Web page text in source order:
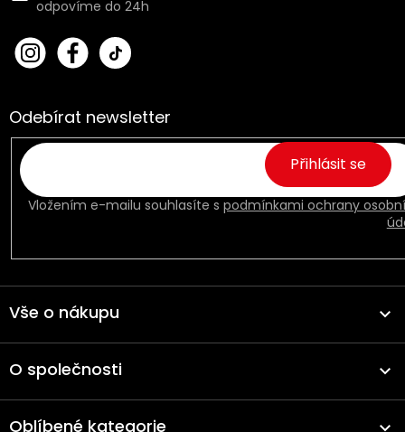
bert
oo_
Fac
ebo
Odebírat newsletter
Vložením e-mailu souhlasíte s podmínkami ochrany
Přihlásit se
Vše o nákupu
O společnosti
Oblíbené kategorie